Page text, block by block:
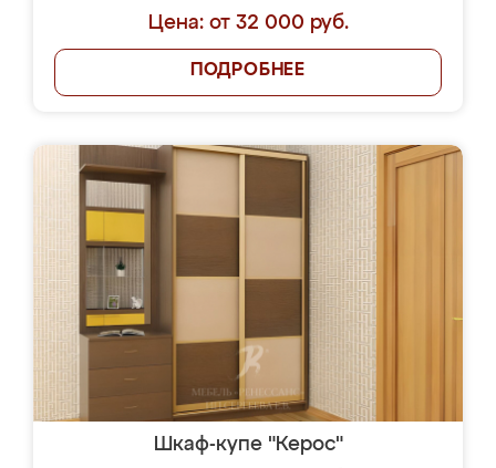
Цена: от 32 000 руб.
ПОДРОБНЕЕ
Шкаф-купе "Керос"